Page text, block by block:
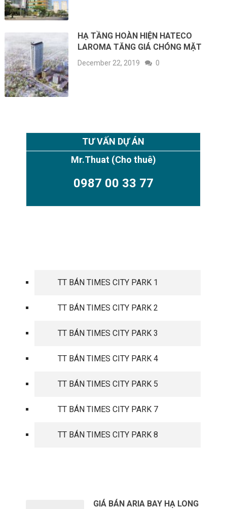
HẠ TẦNG HOÀN HIỆN HATECO
LAROMA TĂNG GIÁ CHÓNG MẶT
December 22, 2019 0
TƯ VẤN DỰ ÁN
Mr.Thuat (Cho thuê)
0987 00 33 77
TT BÁN TIMES CITY PARK 1
TT BÁN TIMES CITY PARK 2
TT BÁN TIMES CITY PARK 3
TT BÁN TIMES CITY PARK 4
TT BÁN TIMES CITY PARK 5
TT BÁN TIMES CITY PARK 7
TT BÁN TIMES CITY PARK 8
GIÁ BÁN ARIA BAY HẠ LONG